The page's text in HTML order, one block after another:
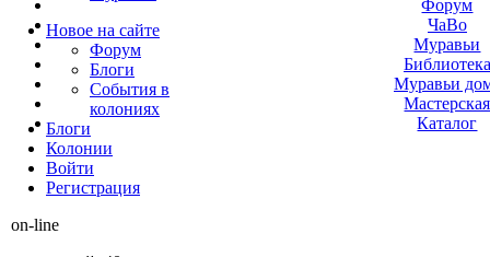
Новое на сайте
Форум
Блоги
События в
колониях
Блоги
Колонии
Войти
Peгиcтpaция
on-line
Форум
ЧаВо
Муравьи
Библиотека
Муравьи
Мастерская
Каталог